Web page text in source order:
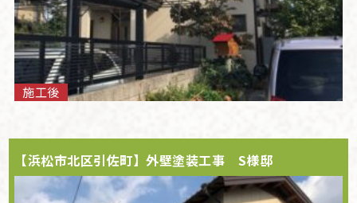
施工後
【浜松市北区引佐町】外壁塗装工事 S様邸